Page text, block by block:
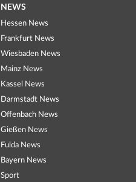
NEWS
Hessen News
Frankfurt News
Wiesbaden News
Mainz News
Kassel News
Darmstadt News
Offenbach News
Gießen News
Fulda News
Bayern News
Sport